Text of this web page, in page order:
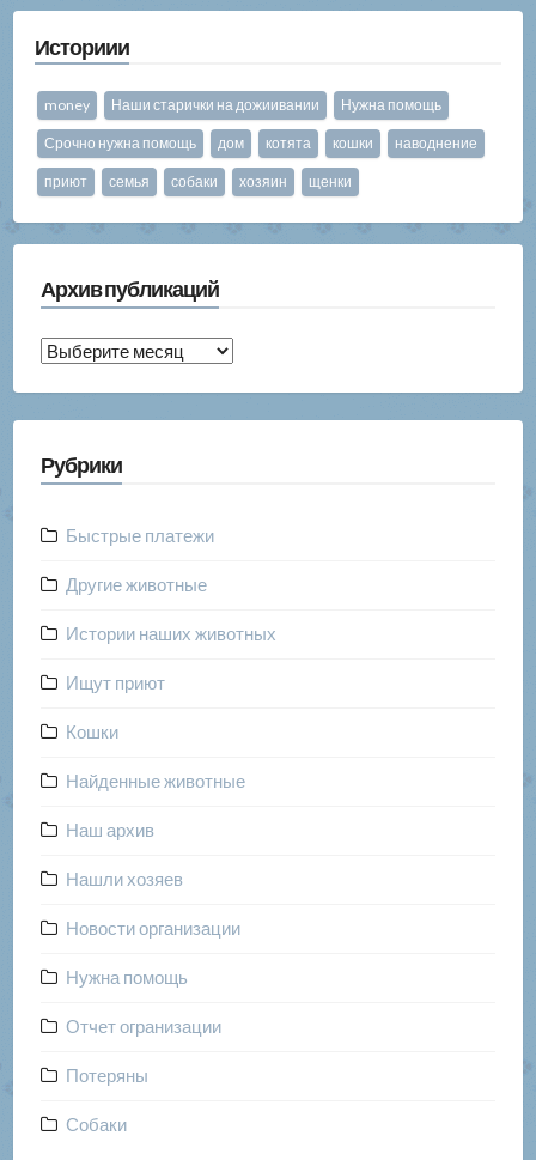
Историии
money Наши старички на дожиивании Нужна помощь
Срочно нужна помощь дом котята кошки наводнение
приют семья собаки хозяин щенки
Архив публикаций
Архив
Рубрики
Быстрые платежи
Другие животные
Истории наших животных
Ищут приют
Кошки
Найденные животные
Наш архив
Нашли хозяев
Новости организации
Нужна помощь
Отчет огранизации
Потеряны
Собаки